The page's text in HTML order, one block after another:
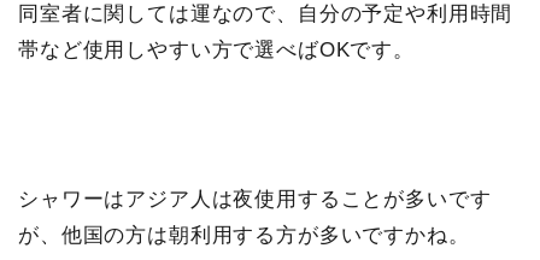
同室者に関しては運なので、自分の予定や利用時間
帯など使用しやすい方で選べばOKです。
シャワーはアジア人は夜使用することが多いです
が、他国の方は朝利用する方が多いですかね。